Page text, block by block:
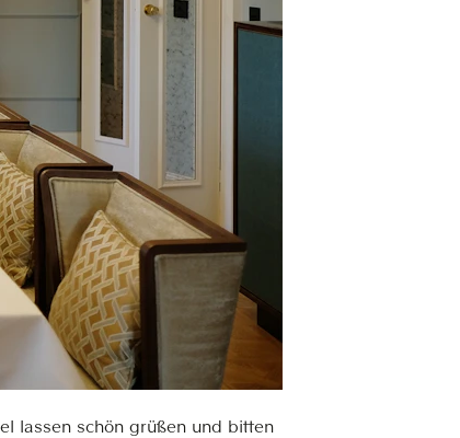
lassen schön grüßen und bitten